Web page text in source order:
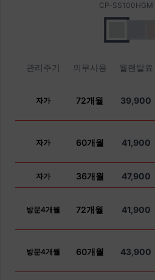
CP-SS100HGM
관리주기 의무사용 월렌탈료
자가 72개월 39,900
자가 60개월 41,900
자가 36개월 47,900
방문4개월 72개월 41,900
방문4개월 60개월 43,900